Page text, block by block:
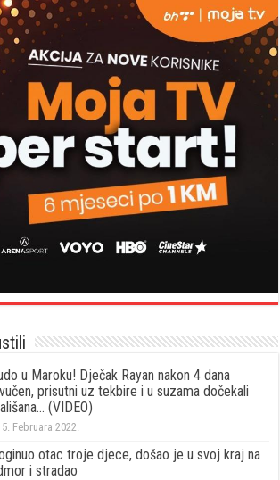
u Maroku! Dječak Rayan nakon 4 dana
prisutni uz tekbire i u suzama dočekali
(VIDEO)
5. Februara 2022.
otac troje djece, došao je u svoj kraj na
i stradao